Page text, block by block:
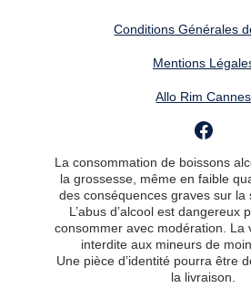
La consommation de boissons
la grossesse, même en faible
des conséquences graves sur la
L’abus d’alcool est dangereux
consommer avec modération. La
interdite aux mineurs de
Une pièce d’identité pourra être
la livraison.
Conditions Générales
Mentions
Allo Rim Cannes